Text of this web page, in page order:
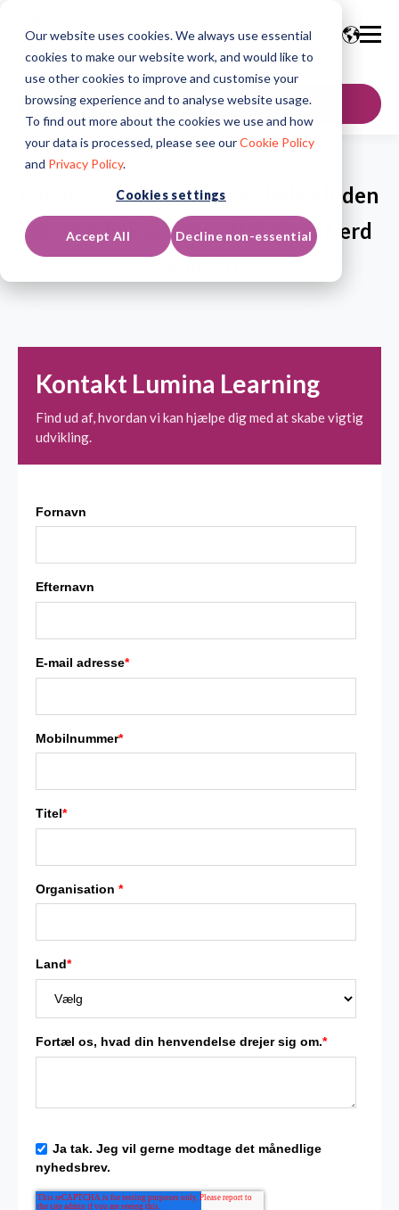
Our website uses cookies. We always use essential
cookies to make our website work, and would like to
use other cookies to improve and customise your
browsing experience and to analyse website usage.
To find out more about the cookies we use and how
your data is processed, please see ourCookie Policy
and Privacy Policy.
Cookies settings
Accept All Decline non-essential
KONTAKT OS
Lumina Learning dækker hele kloden
for at udvikle mere effektiv adfærd
Kontakt Lumina Learning
Find ud af, hvordan vi kan hjælpe dig med at skabe vigtig
udvikling.
Fornavn
Efternavn
E-mail adresse*
Mobilnummer*
Titel*
Organisation *
Land*
Fortæl os, hvad din henvendelse drejer sig om.*
Ja tak. Jeg vil gerne modtage det månedlige
nyhedsbrev.